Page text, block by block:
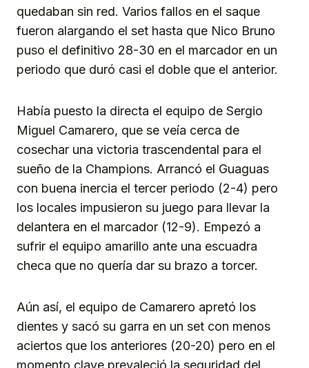
quedaban sin red. Varios fallos en el saque
fueron alargando el set hasta que Nico Bruno
puso el definitivo 28-30 en el marcador en un
periodo que duró casi el doble que el anterior.
Había puesto la directa el equipo de Sergio
Miguel Camarero, que se veía cerca de
cosechar una victoria trascendental para el
sueño de la Champions. Arrancó el Guaguas
con buena inercia el tercer periodo (2-4) pero
los locales impusieron su juego para llevar la
delantera en el marcador (12-9). Empezó a
sufrir el equipo amarillo ante una escuadra
checa que no quería dar su brazo a torcer.
Aún así, el equipo de Camarero apretó los
dientes y sacó su garra en un set con menos
aciertos que los anteriores (20-20) pero en el
momento clave prevaleció la seguridad del